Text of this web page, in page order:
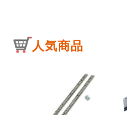
置いても転がりにく
コード式のため連続点
●サイズ：約
●明るさ：340Lm(白
●中心照度(lx：ルク
人気商品